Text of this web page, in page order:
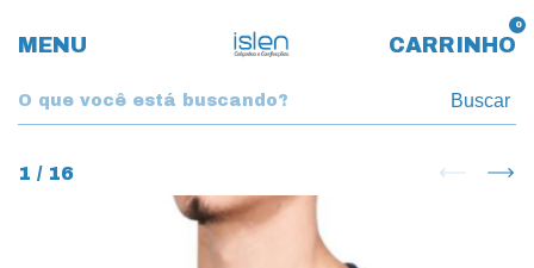
MENU CARRINHO
0
Buscar
1 / 16